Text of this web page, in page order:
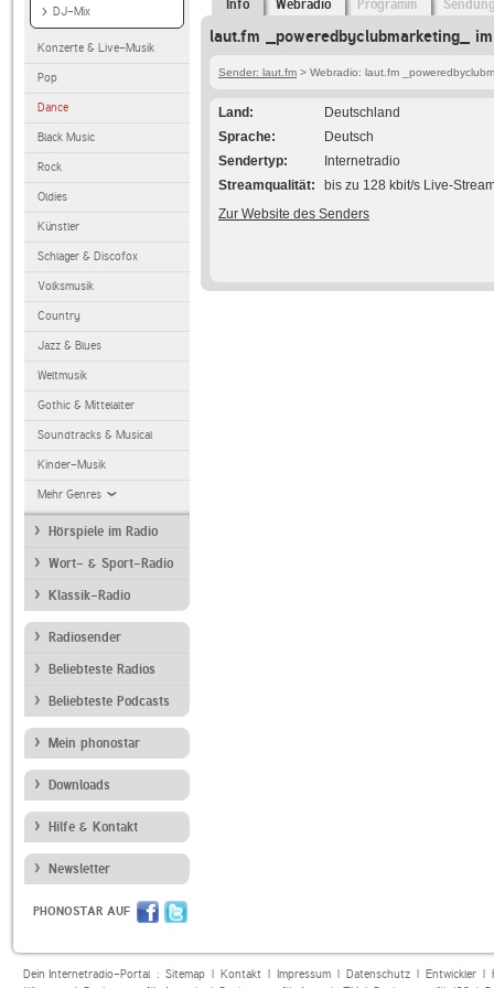
DJ-Mix
Konzerte & Live-Musik
Pop
Dance
Black Music
Rock
Oldies
Künstler
Schlager & Discofox
Volksmusik
Country
Jazz & Blues
Weltmusik
Gothic & Mittelalter
Soundtracks & Musical
Kinder-Musik
Mehr Genres
Hörspiele im Radio
Wort- & Sport-Radio
Klassik-Radio
Radiosender
Beliebteste Radios
Beliebteste Podcasts
Mein phonostar
Downloads
Hilfe & Kontakt
Newsletter
PHONOSTAR AUF
Info Webradio Programm
laut.fm _poweredbyclubmarketing_
Sender: laut.fm > Webradio: laut.fm
Land
Deutschland
Sprache
Deutsch
Sendertyp
Internetradio
Streamqualität
bis zu 128 kbit/s Live-
Zur Website des Senders
Dein Internetradio-Portal : Sitemap| Kontakt| Impressum| Datenschutz| Entwickler|